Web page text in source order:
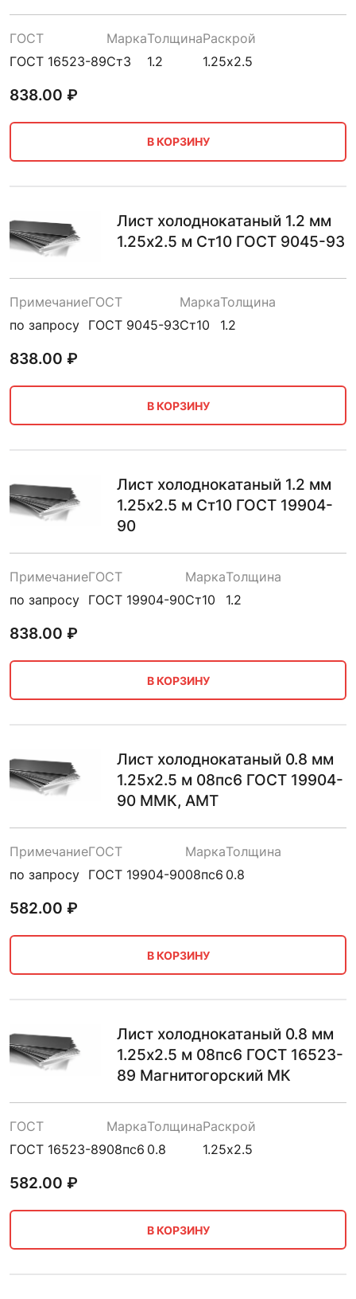
ГОСТ
ГОСТ 16523-89
Марка
Ст3
Толщина
1.2
Раскрой
1.25х2.5
838.00 ₽
В КОРЗИНУ
Лист холоднокатаный 1.2 мм
1.25х2.5 м Ст10 ГОСТ 9045-93
Примечание
по запросу
ГОСТ
ГОСТ 9045-93
Марка
Ст10
Толщина
1.2
838.00 ₽
В КОРЗИНУ
Лист холоднокатаный 1.2 мм
1.25х2.5 м Ст10 ГОСТ 19904-
90
Примечание
по запросу
ГОСТ
ГОСТ 19904-90
Марка
Ст10
Толщина
1.2
838.00 ₽
В КОРЗИНУ
Лист холоднокатаный 0.8 мм
1.25х2.5 м 08пс6 ГОСТ 19904-
90 ММК, АМТ
Примечание
по запросу
ГОСТ
ГОСТ 19904-90
Марка
08пс6
Толщина
0.8
582.00 ₽
В КОРЗИНУ
Лист холоднокатаный 0.8 мм
1.25х2.5 м 08пс6 ГОСТ 16523-
89 Магнитогорский МК
ГОСТ
ГОСТ 16523-89
Марка
08пс6
Толщина
0.8
Раскрой
1.25х2.5
582.00 ₽
В КОРЗИНУ